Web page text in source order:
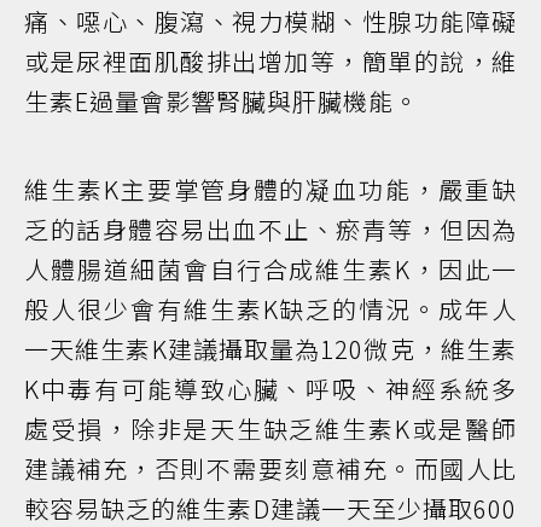
痛、噁心、腹瀉、視力模糊、性腺功能障礙
或是尿裡面肌酸排出增加等，簡單的說，維
生素E過量會影響腎臟與肝臟機能。
維生素K主要掌管身體的凝血功能，嚴重缺
乏的話身體容易出血不止、瘀青等，但因為
人體腸道細菌會自行合成維生素K，因此一
般人很少會有維生素K缺乏的情況。成年人
一天維生素K建議攝取量為120微克，維生素
K中毒有可能導致心臟、呼吸、神經系統多
處受損，除非是天生缺乏維生素K或是醫師
建議補充，否則不需要刻意補充。而國人比
較容易缺乏的維生素D建議一天至少攝取600